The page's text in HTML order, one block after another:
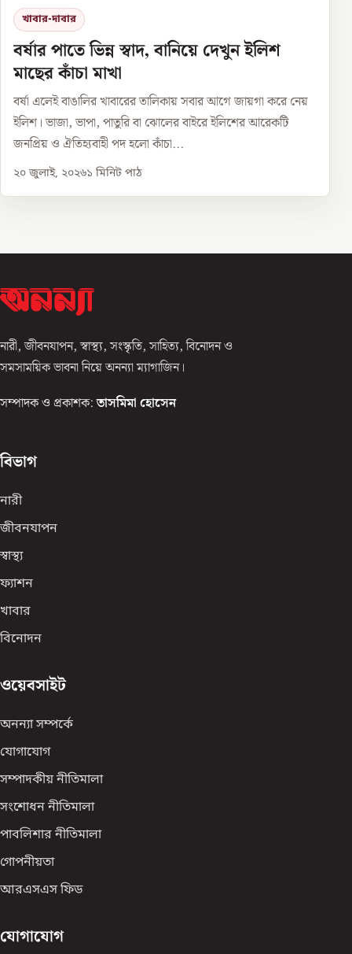
খাবার-দাবার
বর্ষার পাতে ভিন্ন স্বাদ, বানিয়ে দেখুন ইলিশ
মাছের কাঁচা মাখা
বর্ষা এলেই বাঙালির খাবারের তালিকায় সবার আগে জায়গা করে নেয়
ইলিশ। ভাজা, ভাপা, পাতুরি বা ঝোলের বাইরে ইলিশের আরেকটি
জনপ্রিয় ও ঐতিহ্যবাহী পদ হলো কাঁচা...
২০ জুলাই, ২০২৬১ মিনিট পাঠ
নারী, জীবনযাপন, স্বাস্থ্য, সংস্কৃতি, সাহিত্য, বিনোদন ও
সমসাময়িক ভাবনা নিয়ে অনন্যা ম্যাগাজিন।
সম্পাদক ও প্রকাশক: তাসমিমা হোসেন
বিভাগ
নারী
জীবনযাপন
স্বাস্থ্য
ফ্যাশন
খাবার
বিনোদন
ওয়েবসাইট
অনন্যা সম্পর্কে
যোগাযোগ
সম্পাদকীয় নীতিমালা
সংশোধন নীতিমালা
পাবলিশার নীতিমালা
গোপনীয়তা
আরএসএস ফিড
যোগাযোগ